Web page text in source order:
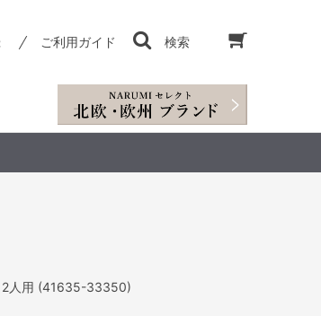
ご利用ガイド 検索
2人用 (41635-33350)